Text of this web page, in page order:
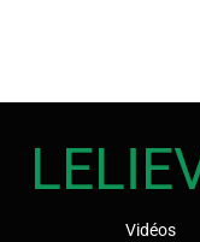
Vidéos